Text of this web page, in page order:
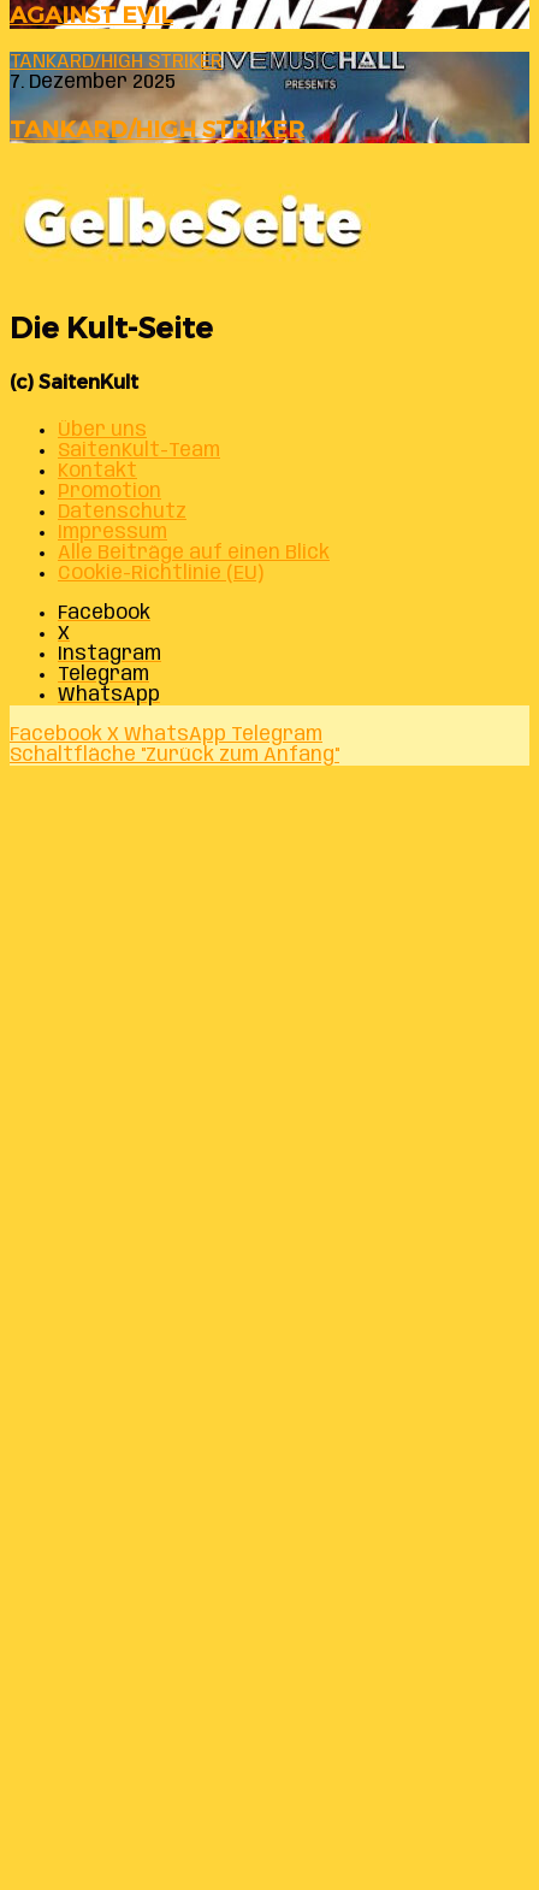
AGAINST EVIL
TANKARD/HIGH STRIKER
7. Dezember 2025
TANKARD/HIGH STRIKER
Die Kult-Seite
(c) SaitenKult
Über uns
SaitenKult-Team
Kontakt
Promotion
Datenschutz
Impressum
Alle Beiträge auf einen Blick
Cookie-Richtlinie (EU)
Facebook
X
Instagram
Telegram
WhatsApp
Facebook X WhatsApp Telegram
Schaltfläche "Zurück zum Anfang"